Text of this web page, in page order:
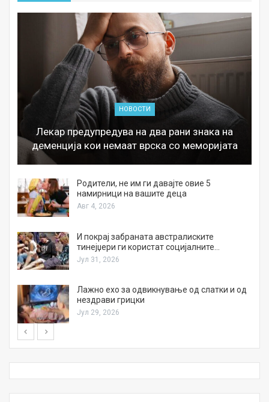
НОВОСТИ
Лекар предупредува на два рани знака на
деменција кои немаат врска со меморијата
Родители, не им ги давајте овие 5
намирници на вашите деца
Авг 4, 2026
И покрај забраната австралиските
тинејџери ги користат социјалните…
Јул 31, 2026
Лажно ехо за одвикнување од слатки и од
нездрави грицки
Јул 29, 2026